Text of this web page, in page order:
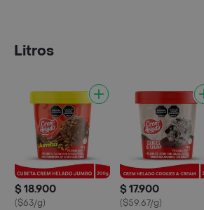
Litros
$ 18.900
($63/g)
$ 17.900
($59.67/g)